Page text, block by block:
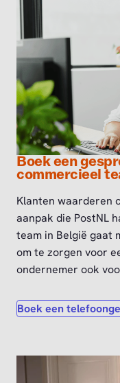
Boek een
commercieel
Klanten waarderen
aanpak die PostNL
team in België gaat
om te zorgen voor
ondernemer ook
Boek een